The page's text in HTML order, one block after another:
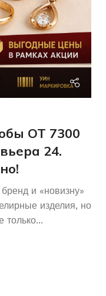
20Бр
Кр57-
0,60
ОТ 7300
24.
и «новизну»
изделия, но
только...